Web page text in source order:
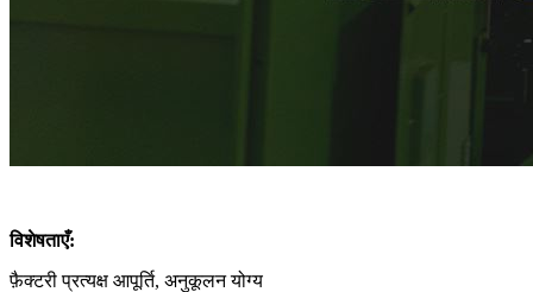
विशेषताएँ:
फ़ैक्टरी प्रत्यक्ष आपूर्ति, अनुकूलन योग्य